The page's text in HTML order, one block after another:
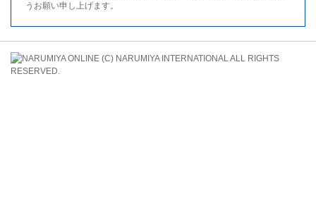
うお願い申し上げます。